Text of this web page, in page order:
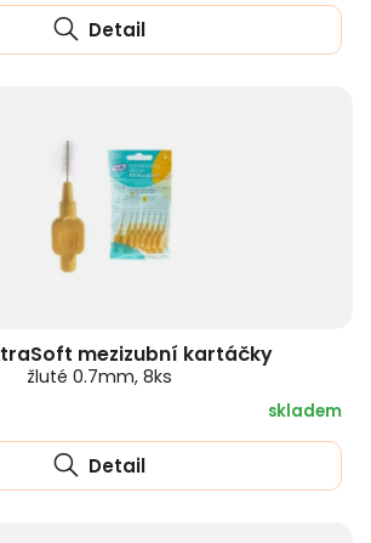
Detail
mezizubní kartáčky
žluté 0.7mm, 8ks
skladem
Detail